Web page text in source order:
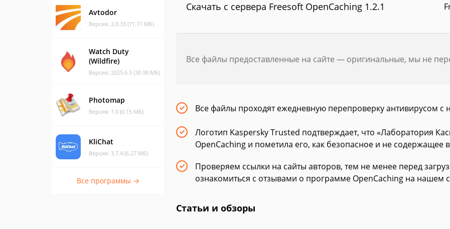
Avtodor
Версия: 2.0.33 (71.71 МБ)
Watch Duty
(Wildfire)
Версия: 2025.6.5 (30.98 МБ)
Photomap
Версия: 1.0 (0.15 МБ)
KliChat
Версия: 3.7.4 (6.27 МБ)
Все программы →
Скачать с сервера Freesoft OpenCaching 1.2.1
Все файлы предоставленные на сайте — оригинальные, мы не
Все файлы проходят ежедневную перепроверку антивирусом с
Логотип Kaspersky Trusted подтверждает, что «Лаборатория
OpenCaching и пометила его, как безопасное и не содержащее
Проверяем ссылки на сайты авторов, тем не менее перед
ознакомиться с отзывами о программе OpenCaching на нашем
Статьи и обзоры